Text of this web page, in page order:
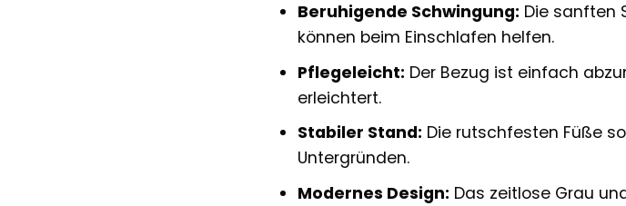
Beruhigende Schwingung: Die sanften
können beim Einschlafen helfen.
Pflegeleicht: Der Bezug ist einfach
erleichtert.
Stabiler Stand: Die rutschfesten Füße
Untergründen.
Modernes Design: Das zeitlose Grau